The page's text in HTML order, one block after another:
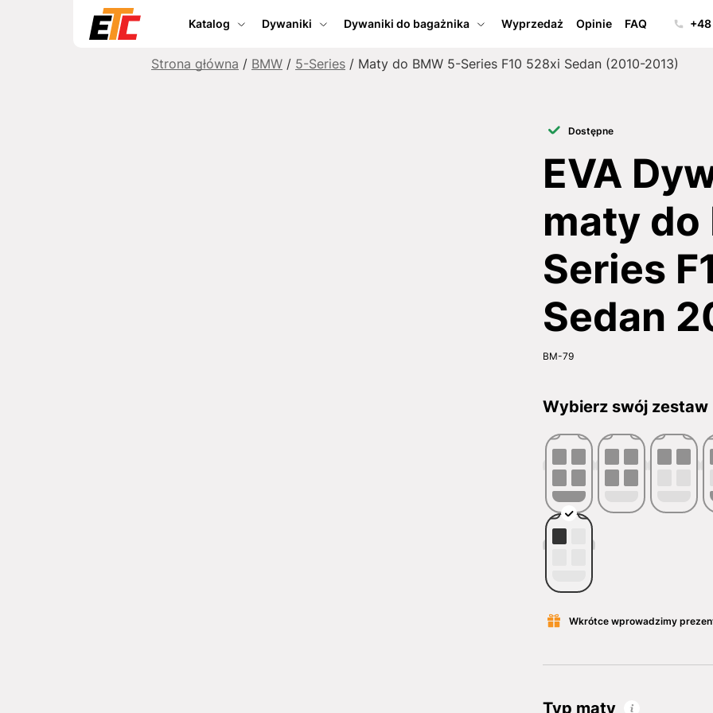
Katalog Dywaniki Dywaniki do bagażnika Wyprzedaż Opinie FAQ
Strona główna / BMW / 5-Series / Maty do BMW 5-Series F10 528xi Sedan (2010-2013)
Dostępne
EVA
maty do
Series
Sedan
BM-79
Wybierz swój zestaw
Wkrótce wprowadzimy
Typ maty